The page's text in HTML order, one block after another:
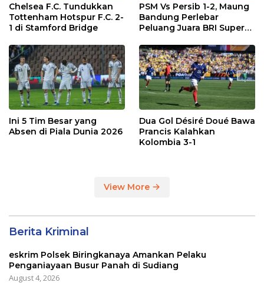
Chelsea F.C. Tundukkan
Tottenham Hotspur F.C. 2-
1 di Stamford Bridge
PSM Vs Persib 1-2, Maung
Bandung Perlebar
Peluang Juara BRI Super
Ini 5 Tim Besar yang
Absen di Piala Dunia 2026
Dua Gol Désiré Doué Bawa
Prancis Kalahkan
Kolombia 3-1
View More
Berita Kriminal
eskrim Polsek Biringkanaya Amankan Pelaku
Penganiayaan Busur Panah di Sudiang
August 4, 2026